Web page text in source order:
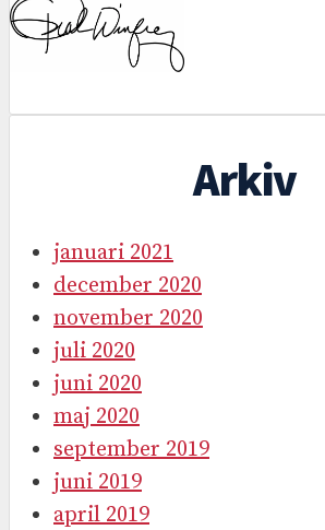
Arkiv
januari 2021
december 2020
november 2020
juli 2020
juni 2020
maj 2020
september 2019
juni 2019
april 2019